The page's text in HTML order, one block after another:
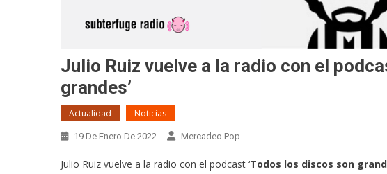
Julio Ruiz vuelve a la radio con el
grandes’
Actualidad Noticias
19 De Enero De 2022 Mercadeo Pop
Julio Ruiz vuelve a la radio con el podcast ‘Todos los discos son